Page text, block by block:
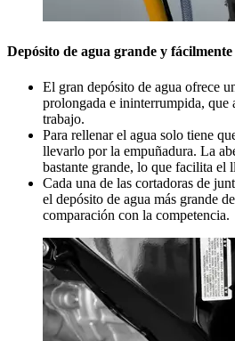
Depósito de agua grande y
El gran depósito de agua ofrece
prolongada e ininterrumpida, que
trabajo.
Para rellenar el agua solo tiene
llevarlo por la empuñadura. La
bastante grande, lo que facilita el
Cada una de las cortadoras de
el depósito de agua más grande
comparación con la competencia.